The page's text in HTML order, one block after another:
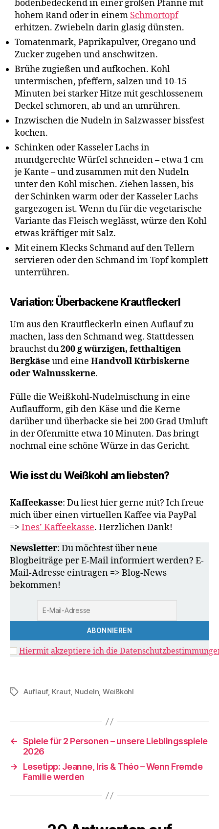
bodenbedeckend in einer großen Pfanne mit
hohem Rand oder in einem Schmortopf
erhitzen. Zwiebeln darin glasig dünsten.
Tomatenmark, Paprikapulver, Oregano und
Zucker zugeben und anschwitzen.
Brühe zugießen und aufkochen. Kohl
untermischen, pfeffern, salzen und 10-15
Minuten bei starker Hitze mit geschlossenem
Deckel schmoren, ab und an umrühren.
Inzwischen die Nudeln in Salzwasser bissfest
kochen.
Schinken oder Kasseler Lachs in
mundgerechte Würfel schneiden – etwa 1 cm
je Kante – und zusammen mit den Nudeln
unter den Kohl mischen. Ziehen lassen, bis
der Schinken warm oder der Kasseler Lachs
gargezogen ist. Wenn du für die vegetarische
Variante das Fleisch weglässt, würze den Kohl
etwas kräftiger mit Salz.
Mit einem Klecks Schmand auf den Tellern
servieren oder den Schmand im Topf komplett
unterrühren.
Variation: Überbackene Krautfleckerl
Um aus den Krautfleckerln einen Auflauf zu
machen, lass den Schmand weg. Stattdessen
brauchst du200 g würzigen, fetthaltigen
Bergkäseund eine Handvoll Kürbiskerne
oder Walnusskerne.
Fülle die Weißkohl-Nudelmischung in eine
Auflaufform, gib den Käse und die Kerne
darüber und überbacke sie bei 200 Grad Umluft
in der Ofenmitte etwa 10 Minuten. Das bringt
nochmal eine schöne Würze in das Gericht.
Wie isst du Weißkohl am liebsten?
Kaffeekasse: Du liest hier gerne mit? Ich freue
mich über einen virtuellen Kaffee via PayPal
=> Ines’ Kaffeekasse. Herzlichen Dank!
Newsletter: Du möchtest über neue
Blogbeiträge per E-Mail informiert werden? E-
Mail-Adresse eintragen => Blog-News
bekommen!
Hiermit akzeptiere ich die
Schlagwörter
Auflauf, Kraut, Nudeln Weißkohl
← Spiele für 2 Personen – unsere Lieblingsspiele
2026
→
Lesetipp: Jeanne, Iris & Théo – Wenn Fremde
Familie werden